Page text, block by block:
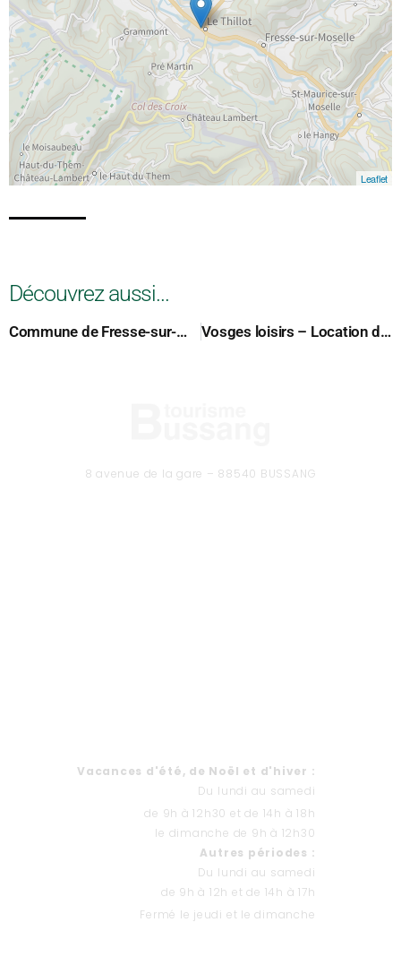
Leaflet
Découvrez aussi...
Commune de Fresse-sur-Moselle Vosges loisirs – Location de matériel hiver
8 avenue de la gare – 88540 BUSSANG
Vacances d'été, de Noël et d'hiver :
Du lundi au samedi
de 9h à 12h30 et de 14h à 18h
le dimanche de 9h à 12h30
Autres périodes :
Du lundi au samedi
de 9h à 12h et de 14h à 17h
Fermé le jeudi et le dimanche